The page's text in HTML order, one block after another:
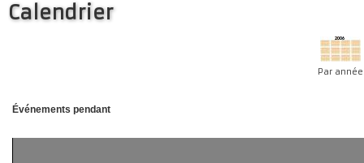
Calendrier
Par année
Événements pendant